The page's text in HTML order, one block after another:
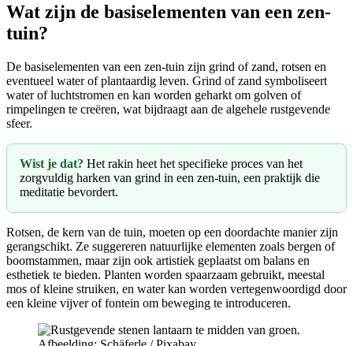
Wat zijn de basiselementen van een zen-
tuin?
De basiselementen van een zen-tuin zijn grind of zand, rotsen en
eventueel water of plantaardig leven. Grind of zand symboliseert
water of luchtstromen en kan worden geharkt om golven of
rimpelingen te creëren, wat bijdraagt aan de algehele rustgevende
sfeer.
Wist je dat? Het rakin heet het specifieke proces van het
zorgvuldig harken van grind in een zen-tuin, een praktijk die
meditatie bevordert.
Rotsen, de kern van de tuin, moeten op een doordachte manier zijn
gerangschikt. Ze suggereren natuurlijke elementen zoals bergen of
boomstammen, maar zijn ook artistiek geplaatst om balans en
esthetiek te bieden. Planten worden spaarzaam gebruikt, meestal
mos of kleine struiken, en water kan worden vertegenwoordigd door
een kleine vijver of fontein om beweging te introduceren.